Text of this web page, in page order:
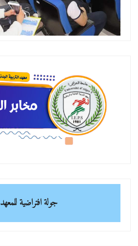
جولة افتراضية للمعهد